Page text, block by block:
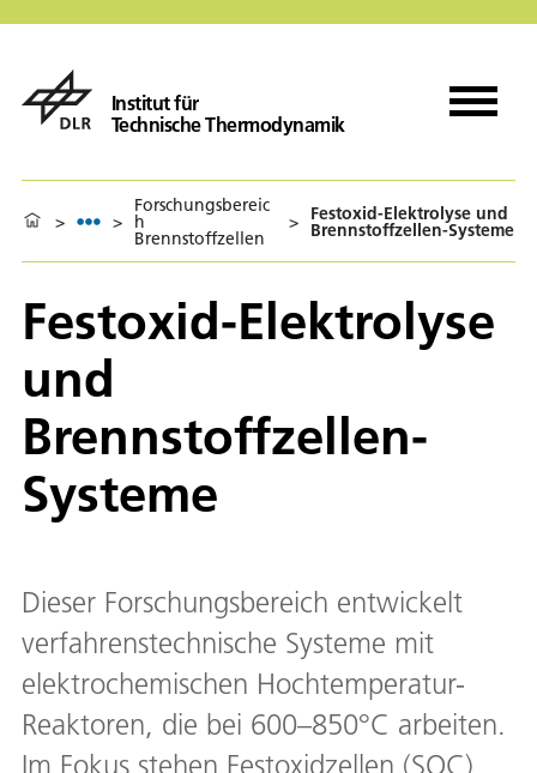
Institut für
Technische Thermodynamik
> >
Forschungsbereic
h
Brennstoffzellen
> Festoxid-Elektrolyse und
Brennstoffzellen-Systeme
Festoxid-Elektrolyse
und
Brennstoffzellen-
Systeme
Dieser Forschungsbereich entwickelt
verfahrenstechnische Systeme mit
elektrochemischen Hochtemperatur-
Reaktoren, die bei 600–850°C arbeiten.
Im Fokus stehen Festoxidzellen (SOC),